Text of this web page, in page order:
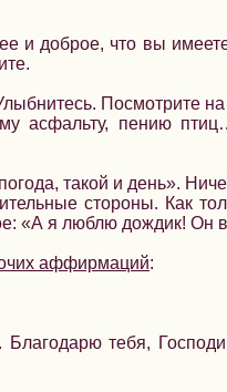
и доброе, что вы
Посмотрите
асфальту, пению
такой и день».
стороны. Как
«А я люблю дождик! Он
аффирмаций:
Благодарю тебя,